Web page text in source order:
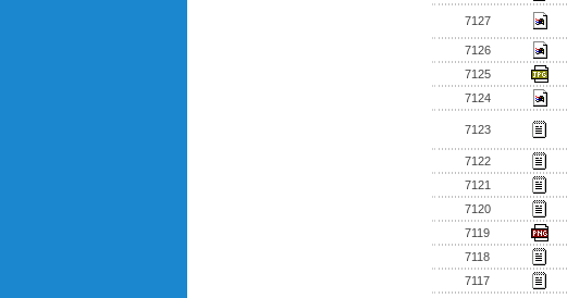
7127
7126
7125
7124
7123
7122
7121
7120
7119
7118
7117